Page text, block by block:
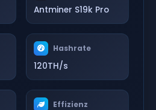
Antminer S19k Pro
Hashrate
120TH/s
Effizienz